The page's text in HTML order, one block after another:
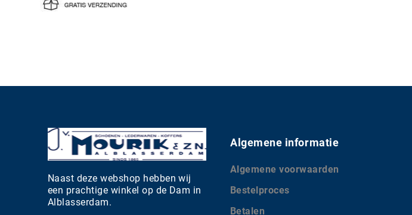
Naast deze webshop hebben wij
een prachtige winkel op de Dam in
Alblasserdam.
Algemene informatie
Algemene voorwaarden
Bestelproces
Betalen